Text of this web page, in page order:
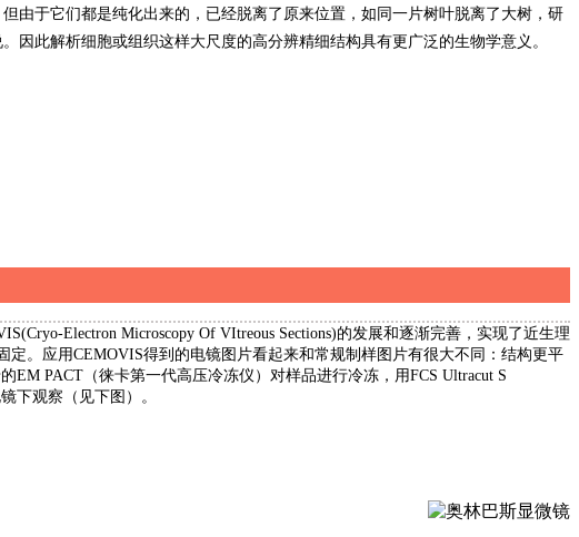
由于它们都是纯化出来的，已经脱离了原来位置，如同一片树叶脱离了大树，研
此解析细胞或组织这样大尺度的高分辨精细结构具有更广泛的生物学意义。
Electron Microscopy Of VItreous Sections)的发展和逐渐完善，实现了近生理
。应用CEMOVIS得到的电镜图片看起来和常规制样图片有很大不同：结构更平
PACT（徕卡第一代高压冷冻仪）对样品进行冷冻，用FCS Ultracut S
下观察（见下图）。